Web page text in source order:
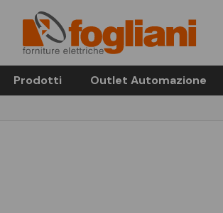
Prodotti Outlet Automazione